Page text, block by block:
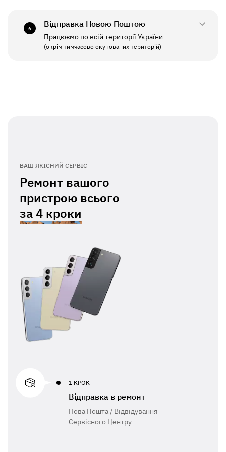
ПН - ПТ
СБ - НД
11:00 - 19:00
6 Відправка Новою Поштою
Працюємо по всій території України
(окрім тимчасово окупованих територій)
ВАШ ЯКІСНИЙ СЕРВІС
Ремонт вашого
пристрою всього
за4 кроки
1 КРОК
Відправка в ремонт
Нова Пошта / Відвідування
Сервісного Центру